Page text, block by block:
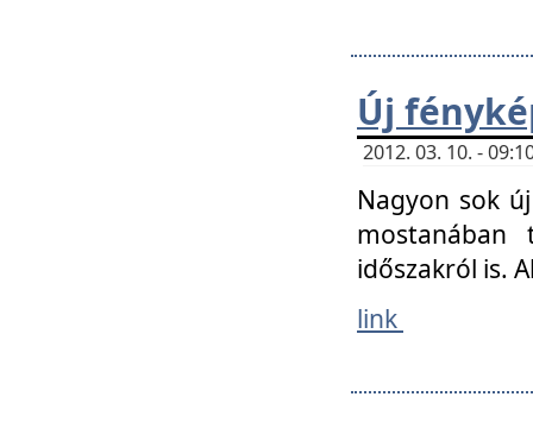
Új
2012. 03. 10. -
Nagyon sok
mostanában
időszakról is.
link